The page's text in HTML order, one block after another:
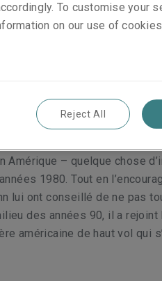
qui circule régulièrement
d’enthousiasme, avec
génie des échecs avec une
qui échappent
psychologue et ancien
nombreuses années à
où il a développé une
– quelque chose
1980. Tout en
lui ont conseillé de ne pas
des années 90, il a rejoint
américaine de haut vol qui
To customise your
on our use of
Reject All